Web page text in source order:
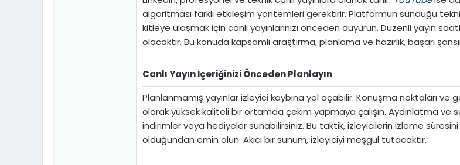
algoritması farklı etkileşim yöntemleri gerektirir. Platformun sunduğu
kitleye ulaşmak için canlı yayınlarınızı önceden duyurun. Düzenli yayın
olacaktır. Bu konuda kapsamlı araştırma, planlama ve hazırlık, başarı
Canlı Yayın İçeriğinizi Önceden Planlayın​
Planlanmamış yayınlar izleyici kaybına yol açabilir. Konuşma noktaları ve
olarak yüksek kaliteli bir ortamda çekim yapmaya çalışın. Aydınlatma ve
indirimler veya hediyeler sunabilirsiniz. Bu taktik, izleyicilerin izleme
olduğundan emin olun. Akıcı bir sunum, izleyiciyi meşgul tutacaktır.